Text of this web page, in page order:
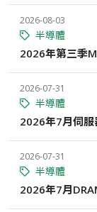
2026-08-03
半導體
2026年第三季
2026-07-31
半導體
2026年7月伺服
2026-07-31
半導體
2026年7月